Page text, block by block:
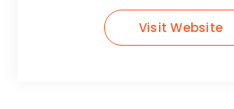
Visit Website